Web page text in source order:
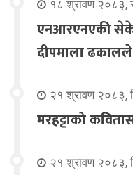
१८ श्रावण २०८३,
एनआरएनएकी
दीपमाला
२१ श्रावण २०८३,
मरहट्टाको
२१ श्रावण २०८३,